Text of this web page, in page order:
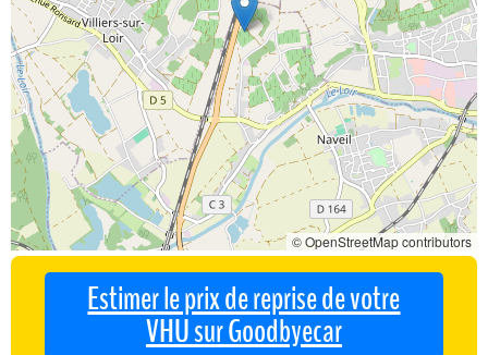
© OpenStreetMap contributors
Estimer le prix de reprise de votre
VHU sur Goodbyecar